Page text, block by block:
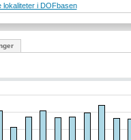
lokaliteter i DOFbasen